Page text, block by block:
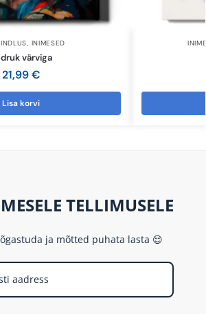
, INIMESED
värviga
21,99€
Lisa korvi
TELLIMUSELE
ja mõtted puhata lasta 😌